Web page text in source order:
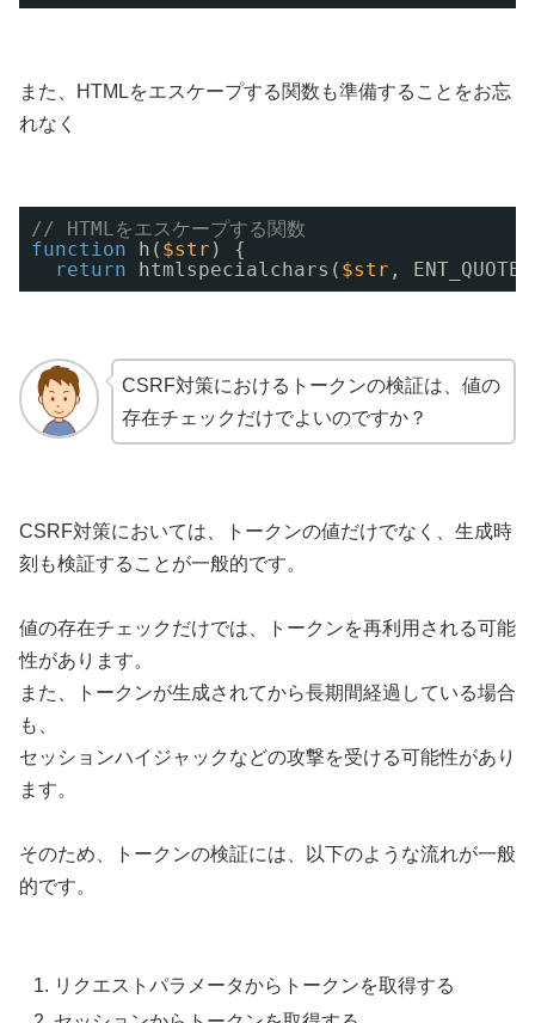
また、HTMLをエスケープする関数も準備することをお忘
れなく
// HTMLをエスケープする関数
function
h( $str ) {
return
htmlspecialchars( $str ,
CSRF対策におけるトークンの検証は、値の
存在チェックだけでよいのですか？
CSRF対策においては、トークンの値だけでなく、生成時
刻も検証することが一般的です。
値の存在チェックだけでは、トークンを再利用される可能
性があります。
また、トークンが生成されてから長期間経過している場合
も、
セッションハイジャックなどの攻撃を受ける可能性があり
ます。
そのため、トークンの検証には、以下のような流れが一般
的です。
リクエストパラメータからトークンを取得する